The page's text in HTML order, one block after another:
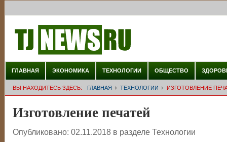
ГЛАВНАЯ ЭКОНОМИКА ТЕХНОЛОГИИ ОБЩЕСТВО
ВЫ НАХОДИТЕСЬ ЗДЕСЬ: ГЛАВНАЯ ТЕХНОЛОГИИ ИЗГОТОВЛЕНИЕ
Изготовление печатей
Опубликовано: 02.11.2018 в разделе Технологии